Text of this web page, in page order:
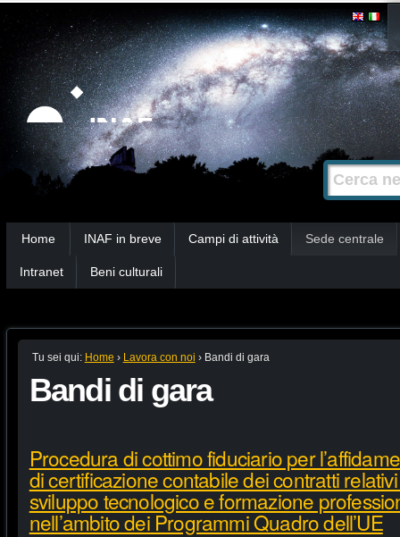
Strumenti
personali
Salta
contenuti.
|
Salta
alla
navigazione
Cerca nel
Ricerca
avanzata…
Home INAF in breve Campi di attività Sede centrale
Intranet Beni culturali
Tu sei qui: Home › Lavora con noi › Bandi di gara
Bandi di gara
Procedura di cottimo fiduciario per
di certificazione contabile dei contratti
sviluppo tecnologico e formazione
nell’ambito dei Programmi Quadro dell’UE